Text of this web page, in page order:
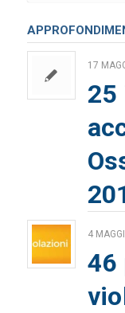
17
25
4
46